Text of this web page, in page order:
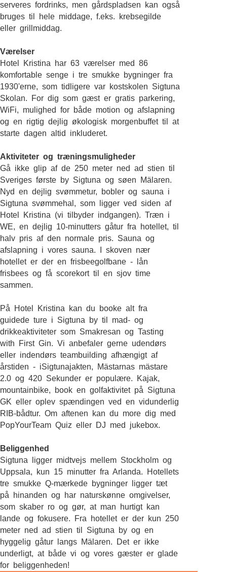
serveres fordrinks, men gårdspladsen kan også
bruges til hele middage, f.eks. krebsegilde
eller grillmiddag.
Værelser
Hotel Kristina har 63 værelser med 86
komfortable senge i tre smukke bygninger fra
1930'erne, som tidligere var kostskolen Sigtuna
Skolan. For dig som gæst er gratis parkering,
WiFi, mulighed for både motion og afslapning
og en rigtig dejlig økologisk morgenbuffet til at
starte dagen altid inkluderet.
Aktiviteter og træningsmuligheder
Gå ikke glip af de 250 meter ned ad stien til
Sveriges første by Sigtuna og søen Mälaren.
Nyd en dejlig svømmetur, bobler og sauna i
Sigtuna svømmehal, som ligger ved siden af
Hotel Kristina (vi tilbyder indgangen). Træn i
WE, en dejlig 10-minutters gåtur fra hotellet, til
halv pris af den normale pris. Sauna og
afslapning i vores sauna. I skoven nær
hotellet er der en frisbeegolfbane - lån
frisbees og få scorekort til en sjov time
sammen.
På Hotel Kristina kan du booke alt fra
guidede ture i Sigtuna by til mad- og
drikkeaktiviteter som Smakresan og Tasting
with First Gin. Vi anbefaler gerne udendørs
eller indendørs teambuilding afhængigt af
årstiden - iSigtunajakten, Mästarnas mästare
2.0 og 420 Sekunder er populære. Kajak,
mountainbike, book en golfaktivitet på Sigtuna
GK eller oplev spændingen ved en vidunderlig
RIB-bådtur. Om aftenen kan du more dig med
PopYourTeam Quiz eller DJ med jukebox.
Beliggenhed
Sigtuna ligger midtvejs mellem Stockholm og
Uppsala, kun 15 minutter fra Arlanda. Hotellets
tre smukke Q-mærkede bygninger ligger tæt
på hinanden og har naturskønne omgivelser,
som skaber ro og gør, at man hurtigt kan
lande og fokusere. Fra hotellet er der kun 250
meter ned ad stien til Sigtuna by og en
hyggelig gåtur langs Mälaren. Det er ikke
underligt, at både vi og vores gæster er glade
for beliggenheden!